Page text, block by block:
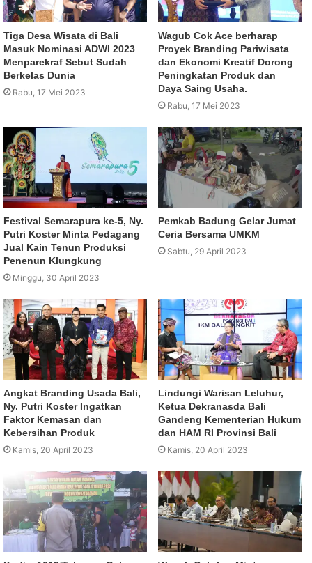
Tiga Desa Wisata di Bali
Masuk Nominasi ADWI 2023
Menparekraf Sebut Sudah
Berkelas Dunia
Rabu, 17 Mei 2023
Wagub Cok Ace berharap
Proyek Branding Pariwisata
dan Ekonomi Kreatif Dorong
Peningkatan Produk dan
Daya Saing Usaha.
Rabu, 17 Mei 2023
Festival Semarapura ke-5, Ny.
Putri Koster Minta Pedagang
Jual Kain Tenun Produksi
Penenun Klungkung
Minggu, 30 April 2023
Pemkab Badung Gelar Jumat
Ceria Bersama UMKM
Sabtu, 29 April 2023
Angkat Branding Usada Bali,
Ny. Putri Koster Ingatkan
Faktor Kemasan dan
Kebersihan Produk
Kamis, 20 April 2023
Lindungi Warisan Leluhur,
Ketua Dekranasda Bali
Gandeng Kementerian Hukum
dan HAM RI Provinsi Bali
Kamis, 20 April 2023